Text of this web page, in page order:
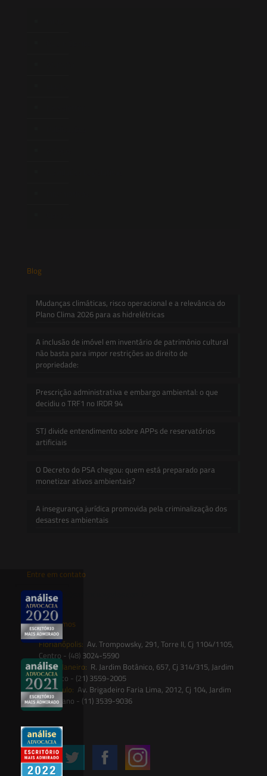
Blog
Mudanças climáticas, risco operacional e a relevância do
Plano Clima 2026 para as hidrelétricas
A inclusão de imóvel em inventário de patrimônio cultural
não basta para impor restrições ao direito de
propriedade:
Prescrição administrativa e embargo ambiental: o que
decidiu o TRF1 no IRDR 94
STJ divide entendimento sobre APPs de reservatórios
artificiais
O Decreto do PSA chegou: quem está preparado para
monetizar ativos ambientais?
A insegurança jurídica promovida pela criminalização dos
desastres ambientais
Entre em contato
contato@saesadvogados.com.br
Onde estamos
Florianópolis: Av. Trompowsky, 291, Torre II, Cj 1104/1105,
Centro - (48) 3024-5590
Rio de Janeiro: R. Jardim Botânico, 657, Cj 314/315, Jardim
Botânico - (21) 3559-2005
São Paulo: Av. Brigadeiro Faria Lima, 2012, Cj 104, Jardim
Paulistano - (11) 3539-9036
Siga-nos